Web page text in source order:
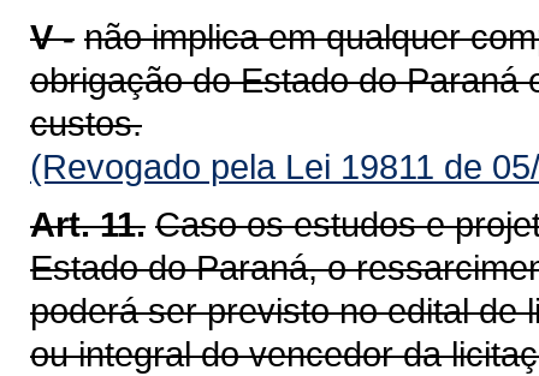
V - não implica em qualquer
obrigação do Estado do
custos.
(Revogado pela Lei 19811 de
Art. 11. Caso os estudos e
Estado do Paraná, o
poderá ser previsto no edital de
ou integral do vencedor da